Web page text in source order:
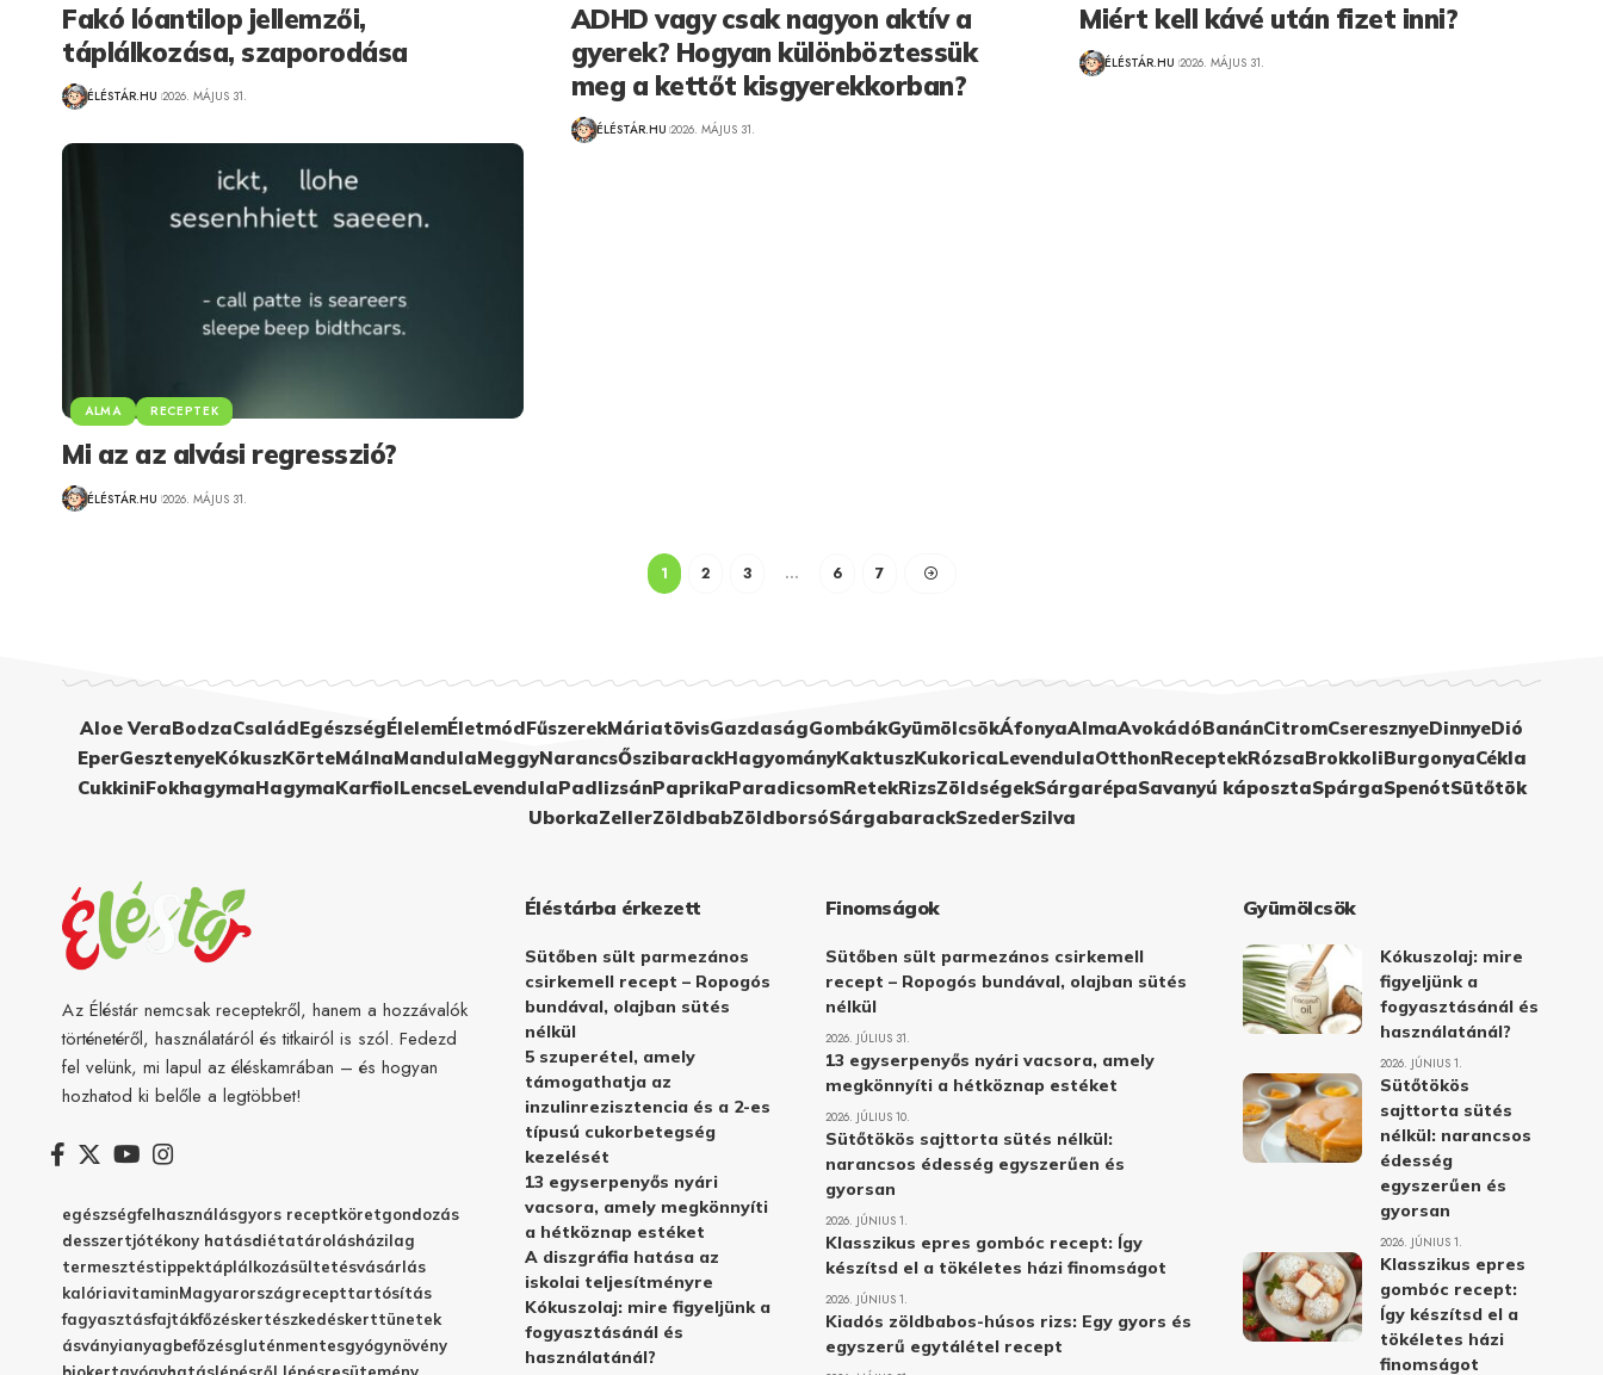
Fakó lóantilop jellemzői,
táplálkozása, szaporodása
ÉLÉSTÁR.HU 2026. MÁJUS 31.
ADHD vagy csak nagyon aktív a
gyerek? Hogyan különböztessük
meg a kettőt kisgyerekkorban?
ÉLÉSTÁR.HU 2026. MÁJUS 31.
Miért kell kávé után fizet inni?
ÉLÉSTÁR.HU 2026. MÁJUS 31.
ALMA RECEPTEK
Mi az az alvási regresszió?
ÉLÉSTÁR.HU 2026. MÁJUS 31.
1 2 3 … 6 7
Aloe VeraBodzaCsaládEgészségÉlelemÉletmódFűszerekMáriatövisGazdaságGombákGyümölcsökÁfonyaAlmaAvokádóBanánCitromCseresznyeDinnyeDió
EperGesztenyeKókuszKörteMálnaMandulaMeggyNarancsŐszibarackHagyományKaktuszKukoricaLevendulaOtthonReceptekRózsaBrokkoliBurgonyaCékla
CukkiniFokhagymaHagymaKarfiolLencseLevendulaPadlizsánPaprikaParadicsomRetekRizsZöldségekSárgarépaSavanyú káposztaSpárgaSpenótSütőtök
UborkaZellerZöldbabZöldborsóSárgabarackSzederSzilva
Az Éléstár nemcsak receptekről, hanem a hozzávalók
történetéről, használatáról és titkairól is szól. Fedezd
fel velünk, mi lapul az éléskamrában – és hogyan
hozhatod ki belőle a legtöbbet!
egészségfelhasználásgyors receptköretgondozás
desszertjótékony hatásdiétatárolásházilag
termesztéstippektáplálkozásültetésvásárlás
kalóriavitaminMagyarországrecepttartósítás
fagyasztásfajtákfőzéskertészkedéskerttünetek
ásványianyagbefőzésgluténmentesgyógynövény
Éléstárba érkezett
Sütőben sült parmezános
csirkemell recept – Ropogós
bundával, olajban sütés
nélkül
5 szuperétel, amely
támogathatja az
inzulinrezisztencia és a 2-es
típusú cukorbetegség
kezelését
13 egyserpenyős nyári
vacsora, amely megkönnyíti
a hétköznap estéket
A diszgráfia hatása az
iskolai teljesítményre
Kókuszolaj: mire figyeljünk a
fogyasztásánál és
használatánál?
Finomságok
Sütőben sült parmezános csirkemell
recept – Ropogós bundával, olajban sütés
nélkül
2026. JÚLIUS 31.
13 egyserpenyős nyári vacsora, amely
megkönnyíti a hétköznap estéket
2026. JÚLIUS 10.
Sütőtökös sajttorta sütés nélkül:
narancsos édesség egyszerűen és
gyorsan
2026. JÚNIUS 1.
Klasszikus epres gombóc recept: Így
készítsd el a tökéletes házi finomságot
2026. JÚNIUS 1.
Kiadós zöldbabos-húsos rizs: Egy gyors és
egyszerű egytálétel recept
Gyümölcsök
Kókuszolaj: mire
figyeljünk a
fogyasztásánál és
használatánál?
2026. JÚNIUS 1.
Sütőtökös
sajttorta sütés
nélkül: narancsos
édesség
egyszerűen és
gyorsan
2026. JÚNIUS 1.
Klasszikus epres
gombóc recept:
Így készítsd el a
tökéletes házi
finomságot